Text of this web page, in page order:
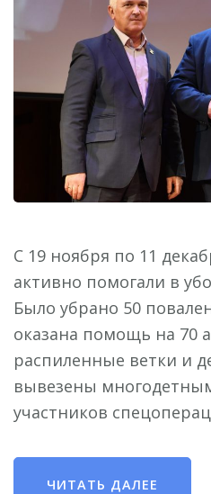
С 19 ноября по 11
активно помогали в
Было убрано 50
оказана помощь на 70
распиленные ветки и
вывезены
участников
ЧИТАТЬ ДАЛЕЕ